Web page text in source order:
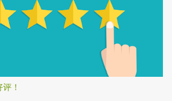
一定要透视的，以方便你观察白饭的变
皿里。白饭一定要新鲜刚煮的。 还有记得
不是白色，很难判断结果。 如果你是用瓶
免空气里的细菌侵入印象结果。 用封口膜
验开始的日期，以方便记录。 在第一个
谢谢你”，“我爱你”，“你很美” 等等 在第
如：“讨厌你”，“你去死”，“你很样衰”
！